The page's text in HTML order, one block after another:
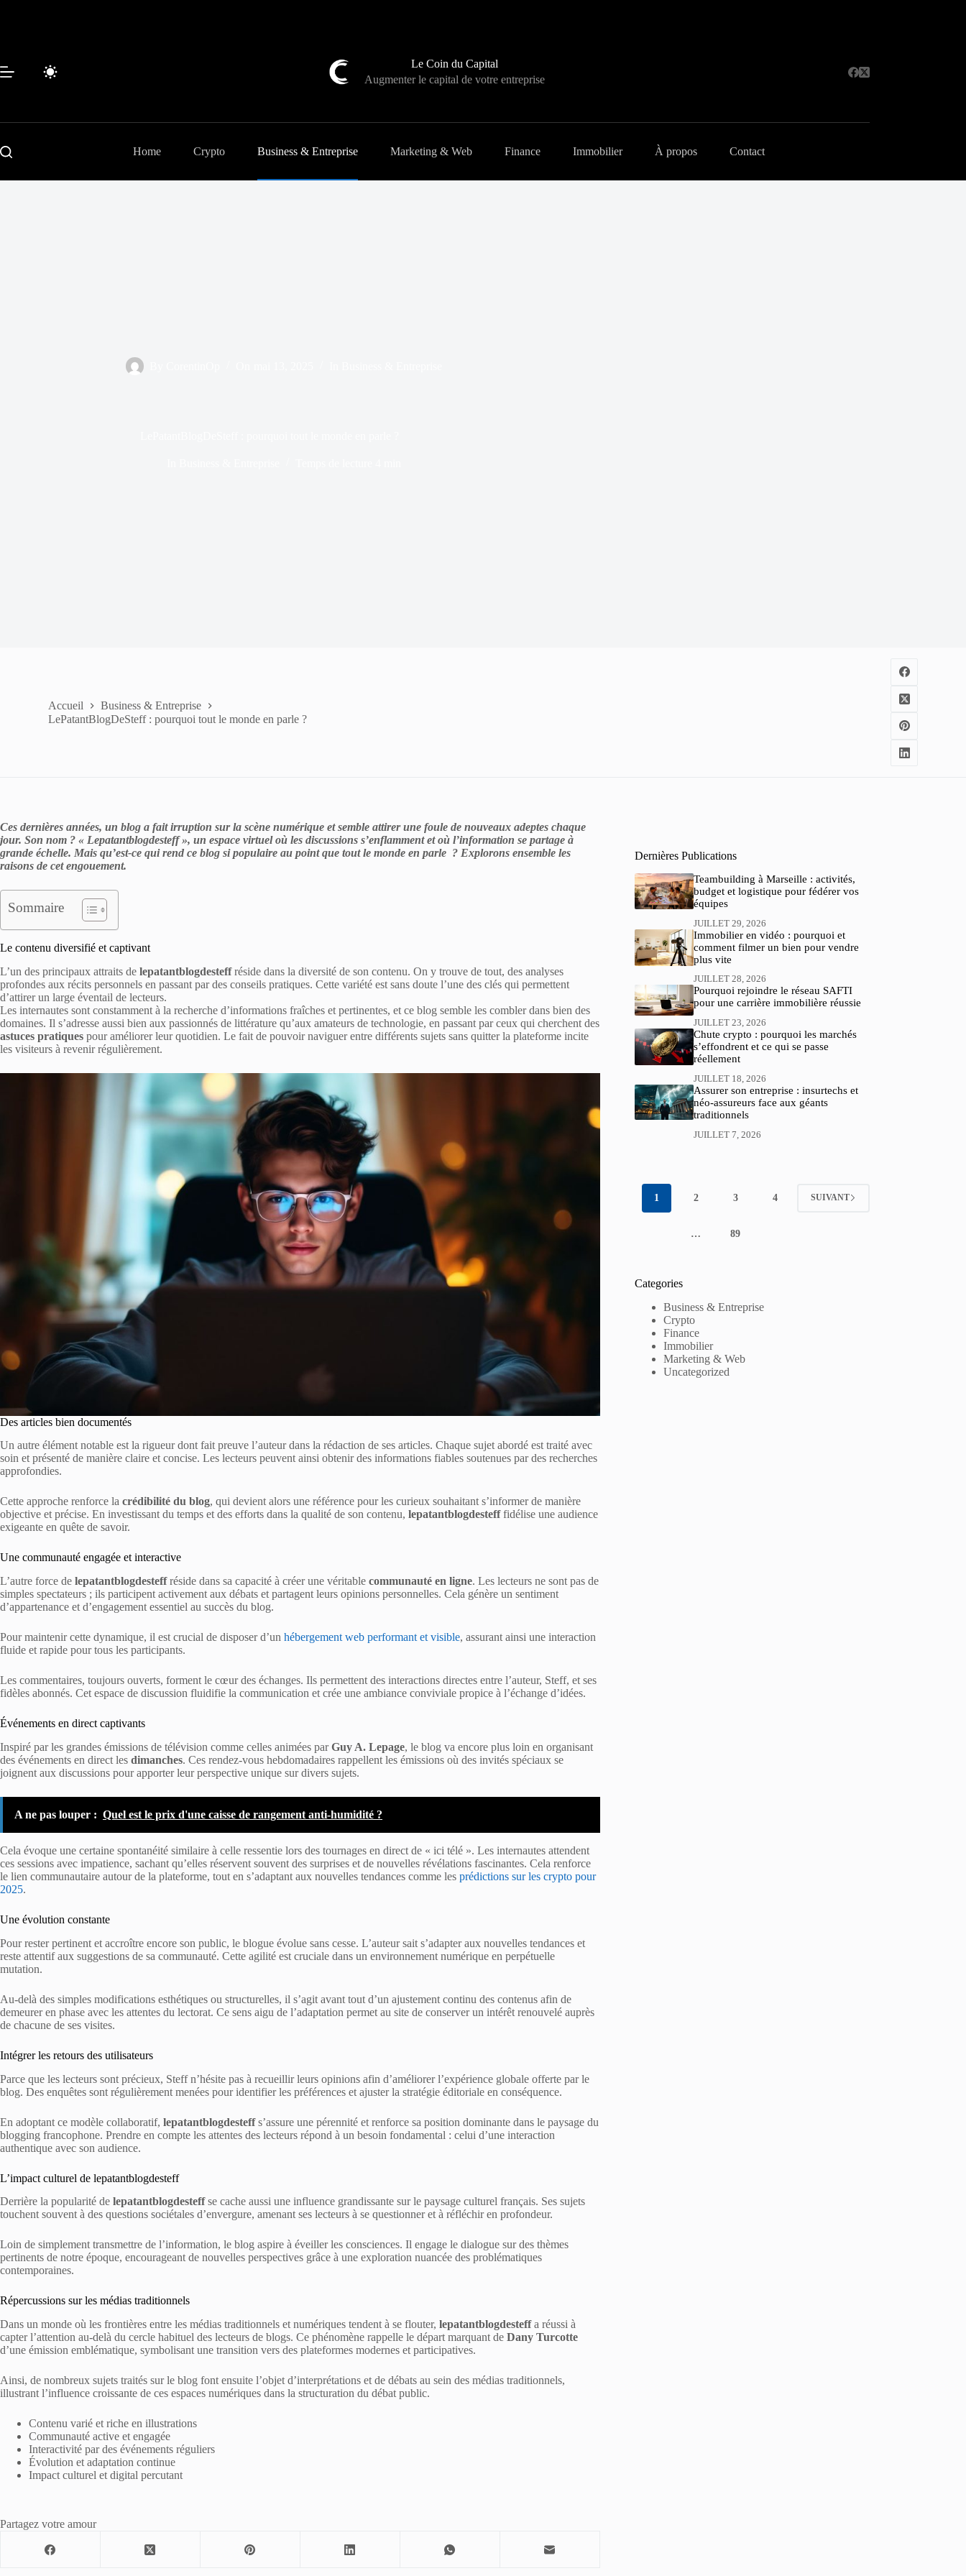
Le Coin du Capital
Augmenter le capital de votre entreprise
Home Crypto Business & Entreprise Marketing & Web Finance Immobilier À propos Contact
Accueil
Business & Entreprise
LePatantBlogDeSteff : pourquoi tout le monde en parle ?
Ces dernières années, un blog a fait irruption sur la scène numérique et semble attirer une foule de nouveaux adeptes chaque
jour. Son nom ? « Lepatantblogdesteff », un espace virtuel où les discussions s’enflamment et où l’information se partage à
grande échelle. Mais qu’est-ce qui rend ce blog si populaire au point que tout le monde en parle ? Explorons ensemble les
raisons de cet engouement.
Sommaire
Le contenu diversifié et captivant
L’un des principaux attraits de lepatantblogdesteffréside dans la diversité de son contenu. On y trouve de tout, des analyses
profondes aux récits personnels en passant par des conseils pratiques. Cette variété est sans doute l’une des clés qui permettent
d’attirer un large éventail de lecteurs.
Les internautes sont constamment à la recherche d’informations fraîches et pertinentes, et ce blog semble les combler dans bien des
domaines. Il s’adresse aussi bien aux passionnés de littérature qu’aux amateurs de technologie, en passant par ceux qui cherchent des
astuces pratiques pour améliorer leur quotidien. Le fait de pouvoir naviguer entre différents sujets sans quitter la plateforme incite
les visiteurs à revenir régulièrement.
Des articles bien documentés
Un autre élément notable est la rigueur dont fait preuve l’auteur dans la rédaction de ses articles. Chaque sujet abordé est traité avec
soin et présenté de manière claire et concise. Les lecteurs peuvent ainsi obtenir des informations fiables soutenues par des recherches
approfondies.
Cette approche renforce la crédibilité du blog, qui devient alors une référence pour les curieux souhaitant s’informer de manière
objective et précise. En investissant du temps et des efforts dans la qualité de son contenu, lepatantblogdestefffidélise une audience
exigeante en quête de savoir.
Une communauté engagée et interactive
L’autre force de lepatantblogdesteffréside dans sa capacité à créer une véritable communauté en ligne. Les lecteurs ne sont pas de
simples spectateurs ; ils participent activement aux débats et partagent leurs opinions personnelles. Cela génère un sentiment
d’appartenance et d’engagement essentiel au succès du blog.
Pour maintenir cette dynamique, il est crucial de disposer d’un hébergement web performant et visible, assurant ainsi une interaction
fluide et rapide pour tous les participants.
Les commentaires, toujours ouverts, forment le cœur des échanges. Ils permettent des interactions directes entre l’auteur, Steff, et ses
fidèles abonnés. Cet espace de discussion fluidifie la communication et crée une ambiance conviviale propice à l’échange d’idées.
Événements en direct captivants
Inspiré par les grandes émissions de télévision comme celles animées parGuy A. Lepage, le blog va encore plus loin en organisant
des événements en direct les dimanches. Ces rendez-vous hebdomadaires rappellent les émissions où des invités spéciaux se
joignent aux discussions pour apporter leur perspective unique sur divers sujets.
A ne pas louper : Quel est le prix d'une caisse de rangement anti-humidité ?
Cela évoque une certaine spontanéité similaire à celle ressentie lors des tournages en direct de « ici télé ». Les internautes attendent
ces sessions avec impatience, sachant qu’elles réservent souvent des surprises et de nouvelles révélations fascinantes. Cela renforce
le lien communautaire autour de la plateforme, tout en s’adaptant aux nouvelles tendances comme les prédictions sur les crypto pour
2025.
Une évolution constante
Pour rester pertinent et accroître encore son public, le blogue évolue sans cesse. L’auteur sait s’adapter aux nouvelles tendances et
reste attentif aux suggestions de sa communauté. Cette agilité est cruciale dans un environnement numérique en perpétuelle
mutation.
Au-delà des simples modifications esthétiques ou structurelles, il s’agit avant tout d’un ajustement continu des contenus afin de
demeurer en phase avec les attentes du lectorat. Ce sens aigu de l’adaptation permet au site de conserver un intérêt renouvelé auprès
de chacune de ses visites.
Intégrer les retours des utilisateurs
Parce que les lecteurs sont précieux, Steff n’hésite pas à recueillir leurs opinions afin d’améliorer l’expérience globale offerte par le
blog. Des enquêtes sont régulièrement menées pour identifier les préférences et ajuster la stratégie éditoriale en conséquence.
En adoptant ce modèle collaboratif, lepatantblogdesteffs’assure une pérennité et renforce sa position dominante dans le paysage du
blogging francophone. Prendre en compte les attentes des lecteurs répond à un besoin fondamental : celui d’une interaction
authentique avec son audience.
L’impact culturel de lepatantblogdesteff
Derrière la popularité de lepatantblogdesteffse cache aussi une influence grandissante sur le paysage culturel français. Ses sujets
touchent souvent à des questions sociétales d’envergure, amenant ses lecteurs à se questionner et à réfléchir en profondeur.
Loin de simplement transmettre de l’information, le blog aspire à éveiller les consciences. Il engage le dialogue sur des thèmes
pertinents de notre époque, encourageant de nouvelles perspectives grâce à une exploration nuancée des problématiques
contemporaines.
Répercussions sur les médias traditionnels
Dans un monde où les frontières entre les médias traditionnels et numériques tendent à se flouter, lepatantblogdesteffa réussi à
capter l’attention au-delà du cercle habituel des lecteurs de blogs. Ce phénomène rappelle le départ marquant de Dany Turcotte
d’une émission emblématique, symbolisant une transition vers des plateformes modernes et participatives.
Ainsi, de nombreux sujets traités sur le blog font ensuite l’objet d’interprétations et de débats au sein des médias traditionnels,
illustrant l’influence croissante de ces espaces numériques dans la structuration du débat public.
Contenu varié et riche en illustrations
Communauté active et engagée
Interactivité par des événements réguliers
Évolution et adaptation continue
Impact culturel et digital percutant
Partagez votre amour
Dernières Publications
Teambuilding à Marseille : activités,
budget et logistique pour fédérer vos
équipes
JUILLET 29, 2026
Immobilier en vidéo : pourquoi et
comment filmer un bien pour vendre
plus vite
JUILLET 28, 2026
Pourquoi rejoindre le réseau SAFTI
pour une carrière immobilière réussie
JUILLET 23, 2026
Chute crypto : pourquoi les marchés
s’effondrent et ce qui se passe
réellement
JUILLET 18, 2026
Assurer son entreprise : insurtechs et
néo-assureurs face aux géants
traditionnels
JUILLET 7, 2026
1 2 3 4
… 89
SUIVANT
Categories
Business & Entreprise
Crypto
Finance
Immobilier
Marketing & Web
Uncategorized